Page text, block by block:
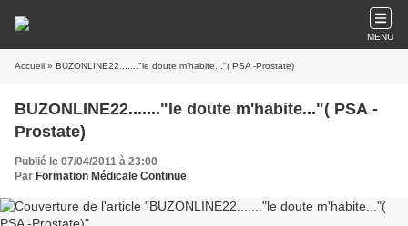
MENU
Accueil » BUZONLINE22......."le doute m'habite..."( PSA -Prostate)
BUZONLINE22......."le doute m'habite..."( PSA -
Prostate)
Publié le 07/04/2011 à 23:00
Par Formation Médicale Continue